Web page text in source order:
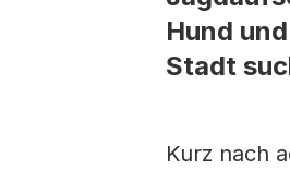
Hund
Stadt
Kurz nach